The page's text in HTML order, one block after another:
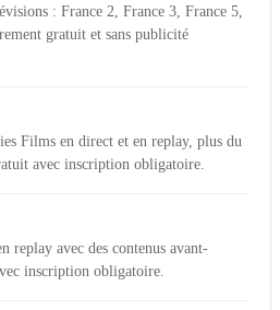
: France 2, France 3, France 5,
gratuit et sans publicité
Films en direct et en replay, plus du
avec inscription obligatoire.
replay avec des contenus avant-
inscription obligatoire.